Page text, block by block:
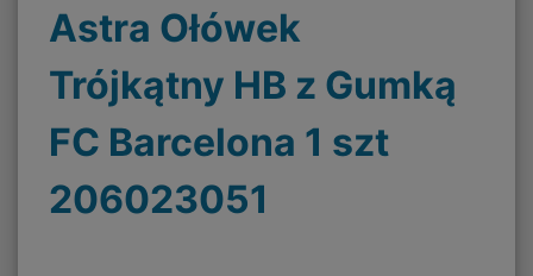
Astra Ołówek
Trójkątny HB z Gumką
FC Barcelona 1 szt
206023051